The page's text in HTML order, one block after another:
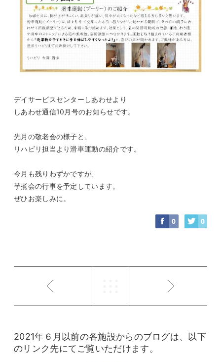
デイサービスセンターしあわせより
しあわせ通信10月号のお知らせです。
先月の敬老会の様子と、
リハビリ担当より滑車運動の紹介です。
今月も残りわずかですが、
芋煮会の行事を予定しています。
ぜひお楽しみに。
0 0
2021年６月以前の各施設からのブログは、以下
のリンク先にてご覧いただけます。